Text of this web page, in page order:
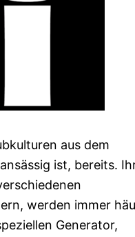
aus dem
ist, bereits.
werden immer
Generator,